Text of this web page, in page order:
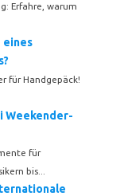
Erfahre, warum
eines
für Handgepäck!
Weekender-
für
bis...